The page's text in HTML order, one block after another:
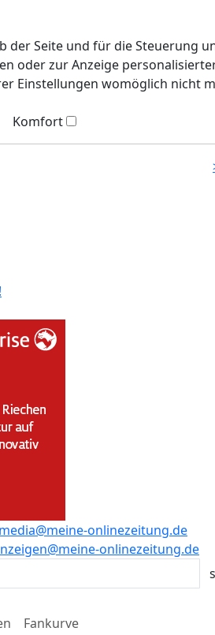
der Seite und für die Steuerung
oder zur Anzeige
Einstellungen womöglich nicht
Komfort
media@meine-onlinezeitung.de
onlinezeitung.de
Fankurve